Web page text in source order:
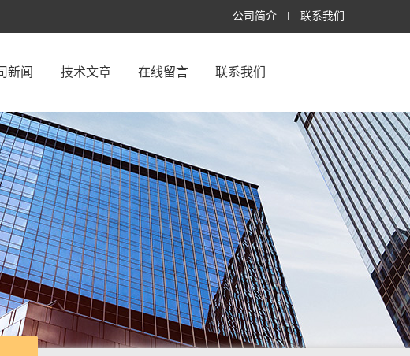
公司简介 联系我们
新闻 技术文章 在线留言 联系我们